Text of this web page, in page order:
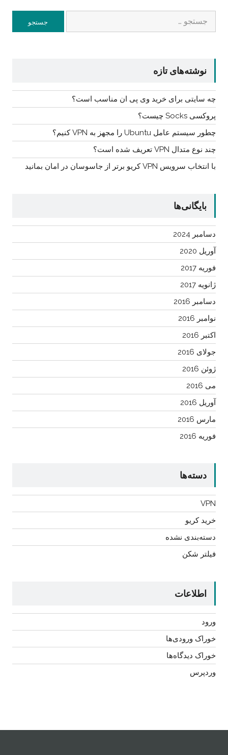
برای:
نوشته‌های تازه
چه سایتی برای خرید وی پی ان مناسب است؟
پروکسی Socks چیست؟
چطور سیستم عامل Ubuntu را مجهز به VPN کنیم؟
چند نوع متدال VPN تعریف شده است؟
با انتخاب سرویس VPN کریو برتر از جاسوسان در امان بمانید
بایگانی‌ها
دسامبر 2024
آوریل 2020
فوریه 2017
ژانویه 2017
دسامبر 2016
نوامبر 2016
اکتبر 2016
جولای 2016
ژوئن 2016
می 2016
آوریل 2016
مارس 2016
فوریه 2016
دسته‌ها
VPN
خرید کریو
دسته‌بندی نشده
فیلتر شکن
اطلاعات
ورود
خوراک ورودی‌ها
خوراک دیدگاه‌ها
وردپرس